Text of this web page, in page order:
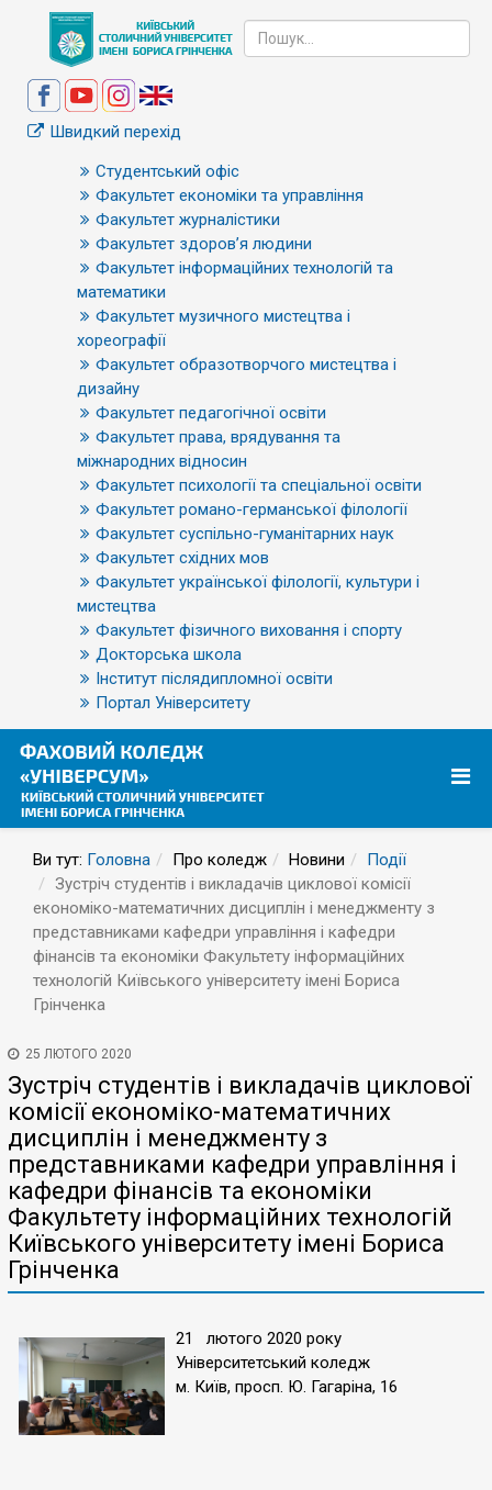
Швидкий перехід
Студентський офіс
Факультет економіки та управління
Факультет журналістики
Факультет здоров’я людини
Факультет інформаційних технологій та
математики
Факультет музичного мистецтва і
хореографії
Факультет образотворчого мистецтва і
дизайну
Факультет педагогічної освіти
Факультет права, врядування та
міжнародних відносин
Факультет психології та спеціальної освіти
Факультет романо-германської філології
Факультет суспільно-гуманітарних наук
Факультет східних мов
Факультет української філології, культури і
мистецтва
Факультет фізичного виховання і спорту
Докторська школа
Інститут післядипломної освіти
Портал Університету
Ви тут: Головна Про коледж Новини
Події
Зустріч студентів і викладачів циклової комісії
економіко-математичних дисциплін і менеджменту з
представниками кафедри управління і кафедри
фінансів та економіки Факультету інформаційних
технологій Київського університету імені Бориса
Грінченка
25 ЛЮТОГО 2020
Зустріч студентів і викладачів циклової
комісії економіко-математичних
дисциплін і менеджменту з
представниками кафедри управління і
кафедри фінансів та економіки
Факультету інформаційних технологій
Київського університету імені Бориса
Грінченка
21 лютого 2020 року
Університетський коледж
м. Київ, просп. Ю. Гагаріна, 16